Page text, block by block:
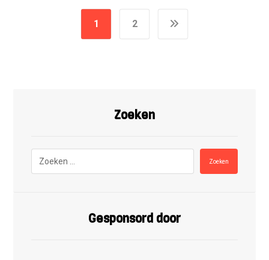
1 2
Zoeken
Zoeken
Gesponsord door